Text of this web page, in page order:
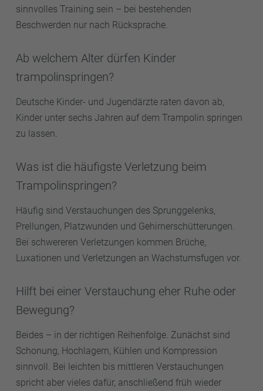
sinnvolles Training sein – bei bestehenden
Beschwerden nur nach Rücksprache.
Ab welchem Alter dürfen Kinder
trampolinspringen?
Deutsche Kinder- und Jugendärzte raten davon ab,
Kinder unter sechs Jahren auf dem Trampolin springen
zu lassen.
Was ist die häufigste Verletzung beim
Trampolinspringen?
Häufig sind Verstauchungen des Sprunggelenks,
Prellungen, Platzwunden und Gehirnerschütterungen.
Bei schwereren Verletzungen kommen Brüche,
Luxationen und Verletzungen an Wachstumsfugen vor.
Hilft bei einer Verstauchung eher Ruhe oder
Bewegung?
Beides – in der richtigen Reihenfolge. Zunächst sind
Schonung, Hochlagern, Kühlen und Kompression
sinnvoll. Bei leichten bis mittleren Verstauchungen
spricht aber vieles dafür, anschließend früh wieder